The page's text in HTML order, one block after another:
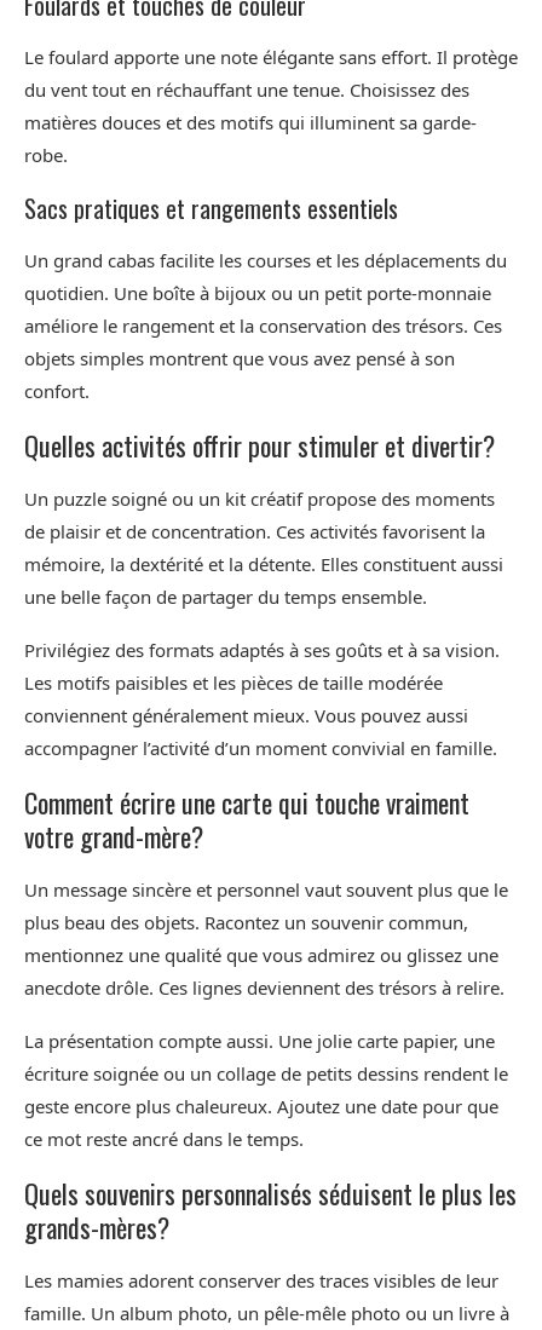
Le foulard apporte une note élégante sans effort. Il protège
du vent tout en réchauffant une tenue. Choisissez des
matières douces et des motifs qui illuminent sa garde-
robe.
Sacs pratiques et rangements essentiels
Un grand cabas facilite les courses et les déplacements du
quotidien. Une boîte à bijoux ou un petit porte-monnaie
améliore le rangement et la conservation des trésors. Ces
objets simples montrent que vous avez pensé à son
confort.
Quelles activités offrir pour stimuler et divertir?
Un puzzle soigné ou un kit créatif propose des moments
de plaisir et de concentration. Ces activités favorisent la
mémoire, la dextérité et la détente. Elles constituent aussi
une belle façon de partager du temps ensemble.
Privilégiez des formats adaptés à ses goûts et à sa vision.
Les motifs paisibles et les pièces de taille modérée
conviennent généralement mieux. Vous pouvez aussi
accompagner l’activité d’un moment convivial en famille.
Comment écrire une carte qui touche vraiment
votre grand-mère?
Un message sincère et personnel vaut souvent plus que le
plus beau des objets. Racontez un souvenir commun,
mentionnez une qualité que vous admirez ou glissez une
anecdote drôle. Ces lignes deviennent des trésors à relire.
La présentation compte aussi. Une jolie carte papier, une
écriture soignée ou un collage de petits dessins rendent le
geste encore plus chaleureux. Ajoutez une date pour que
ce mot reste ancré dans le temps.
Quels souvenirs personnalisés séduisent le plus les
grands-mères?
Les mamies adorent conserver des traces visibles de leur
famille. Un album photo, un pêle-mêle photo ou un livre à